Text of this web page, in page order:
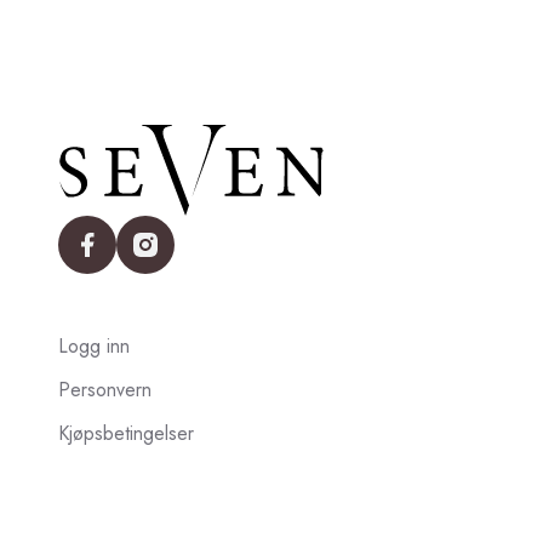
facebookinstagram
Logg inn
Personvern
Kjøpsbetingelser